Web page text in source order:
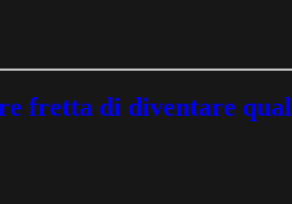
fretta di diventare